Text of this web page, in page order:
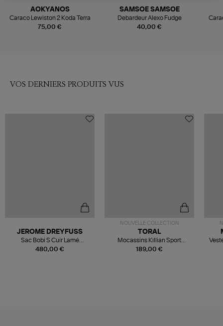
75,00 €
AOKYANOS
Caraco Lewiston 2 Koda Terra
40,00 €
SAMSOE SAMSOE
Debardeur Alexo Fudge
VOS DERNIERS PRODUITS VUS
480,00 €
JEROME DREYFUSS
Sac Bobi S Cuir Lamé
Champagne
NOUVELLE COLLECTION
189,00 €
TORAL
Mocassins Killian Sport
Mousse